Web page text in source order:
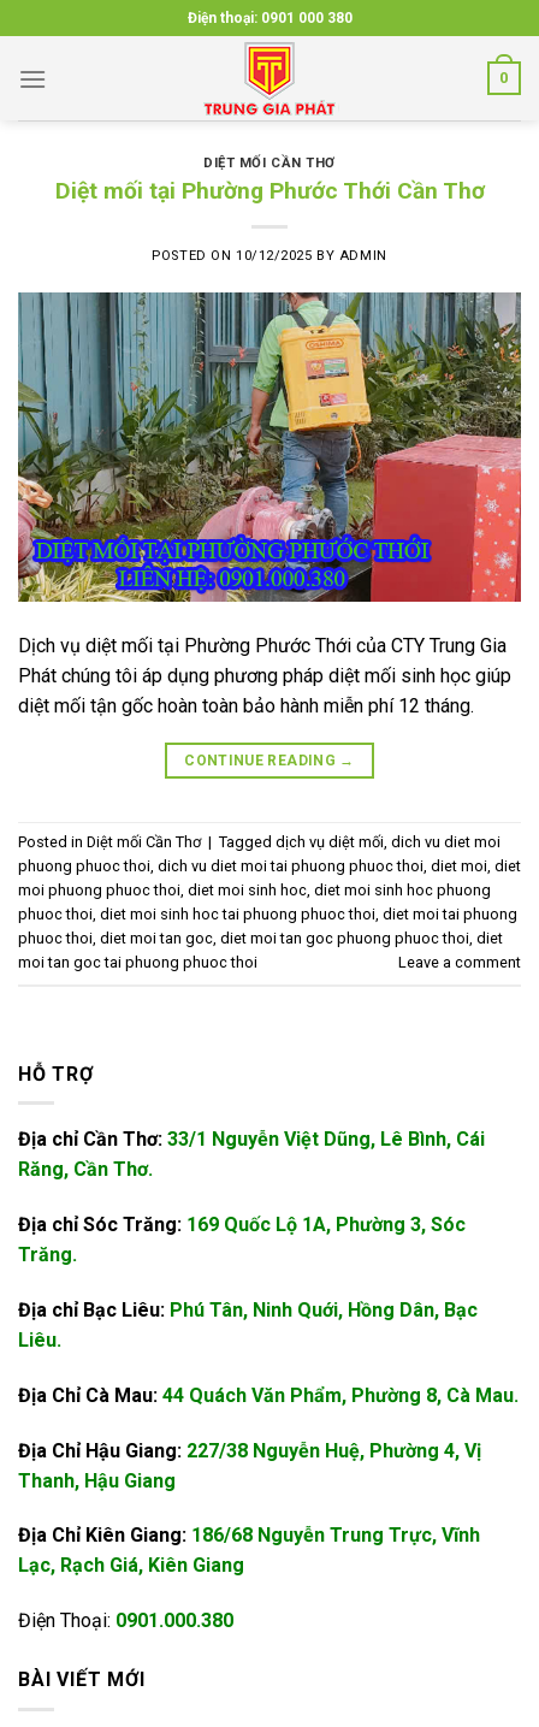
to
content
Điện thoại: 0901 000 380
0
DIỆT MỐI CẦN THƠ
Diệt mối tại Phường Phước Thới Cần Thơ
POSTED ON 10/12/2025 BY ADMIN
Dịch vụ diệt mối tại Phường Phước Thới của CTY Trung Gia
Phát chúng tôi áp dụng phương pháp diệt mối sinh học giúp
diệt mối tận gốc hoàn toàn bảo hành miễn phí 12 tháng.
CONTINUE READING →
Posted in Diệt mối Cần Thơ | Tagged dịch vụ diệt mối, dich vu diet moi
phuong phuoc thoi, dich vu diet moi tai phuong phuoc thoi, diet moi, diet
moi phuong phuoc thoi, diet moi sinh hoc, diet moi sinh hoc phuong
phuoc thoi, diet moi sinh hoc tai phuong phuoc thoi, diet moi tai phuong
phuoc thoi, diet moi tan goc, diet moi tan goc phuong phuoc thoi, diet
moi tan goc tai phuong phuoc thoi
Leave a comment
HỖ TRỢ
Địa chỉ Cần Thơ: 33/1 Nguyễn Việt Dũng, Lê Bình, Cái
Răng, Cần Thơ.
Địa chỉ Sóc Trăng: 169 Quốc Lộ 1A, Phường 3, Sóc
Trăng.
Địa chỉ Bạc Liêu: Phú Tân, Ninh Quới, Hồng Dân, Bạc
Liêu.
Địa Chỉ Cà Mau: 44 Quách Văn Phẩm, Phường 8, Cà Mau.
Địa Chỉ Hậu Giang: 227/38 Nguyễn Huệ, Phường 4, Vị
Thanh, Hậu Giang
Địa Chỉ Kiên Giang: 186/68 Nguyễn Trung Trực, Vĩnh
Lạc, Rạch Giá, Kiên Giang
Điện Thoại: 0901.000.380
BÀI VIẾT MỚI